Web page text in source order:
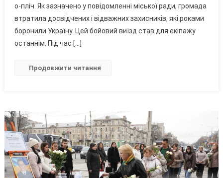
Барська
Громада
Втратила
Одразу
о-пліч. Як зазначено у повідомленні міської ради, громада
втратила досвідчених і відважних захисників, які роками
боронили Україну. Цей бойовий виїзд став для екіпажу
останнім. Під час […]
Продовжити читання